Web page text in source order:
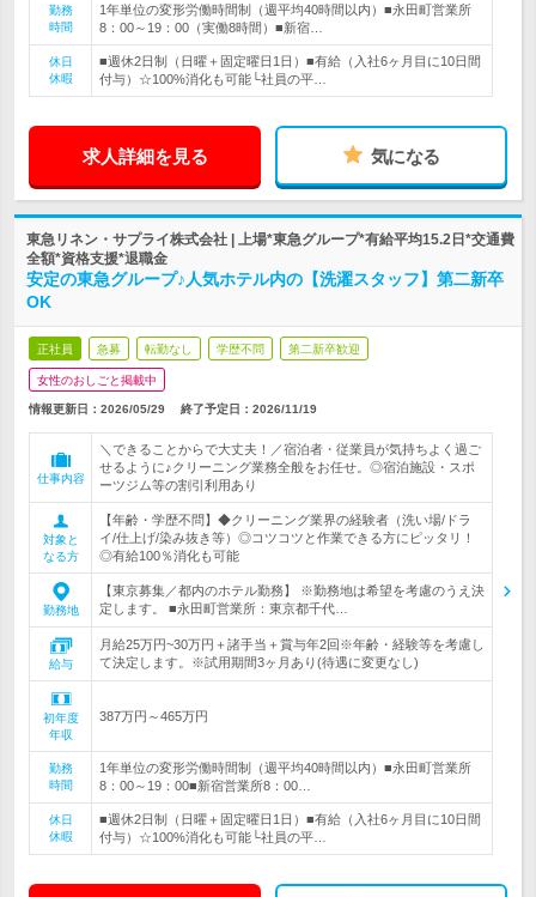
勤務
時間
1年単位の変形労働時間制（週平均40時間以内）■永田町営業所
8：00～19：00（実働8時間）■新宿…
休日
休暇
■週休2日制（日曜＋固定曜日1日）■有給（入社6ヶ月目に10日間
付与）☆100%消化も可能└社員の平…
求人詳細を見る 気になる
東急リネン・サプライ株式会社 | 上場*東急グループ*有給平均15.2日*交通費
全額*資格支援*退職金
安定の東急グループ♪人気ホテル内の【洗濯スタッフ】第二新卒
OK
正社員 急募 転勤なし 学歴不問 第二新卒歓迎
女性のおしごと掲載中
情報更新日：2026/05/29 終了予定日： 2026/11/19
仕事内容
＼できることからで大丈夫！／宿泊者・従業員が気持ちよく過ご
せるように♪クリーニング業務全般をお任せ。◎宿泊施設・スポ
ーツジム等の割引利用あり
対象と
なる方
【年齢・学歴不問】◆クリーニング業界の経験者（洗い場/ドラ
イ/仕上げ/染み抜き等）◎コツコツと作業できる方にピッタリ！
◎有給100％消化も可能
勤務地
【東京募集／都内のホテル勤務】 ※勤務地は希望を考慮のうえ決
定します。 ■永田町営業所：東京都千代…
給与
月給25万円~30万円＋諸手当＋賞与年2回※年齢・経験等を考慮し
て決定します。※試用期間3ヶ月あり(待遇に変更なし)
初年度
年収
387万円～465万円
勤務
時間
1年単位の変形労働時間制（週平均40時間以内）■永田町営業所
8：00～19：00■新宿営業所8：00…
休日
休暇
■週休2日制（日曜＋固定曜日1日）■有給（入社6ヶ月目に10日間
付与）☆100%消化も可能└社員の平…